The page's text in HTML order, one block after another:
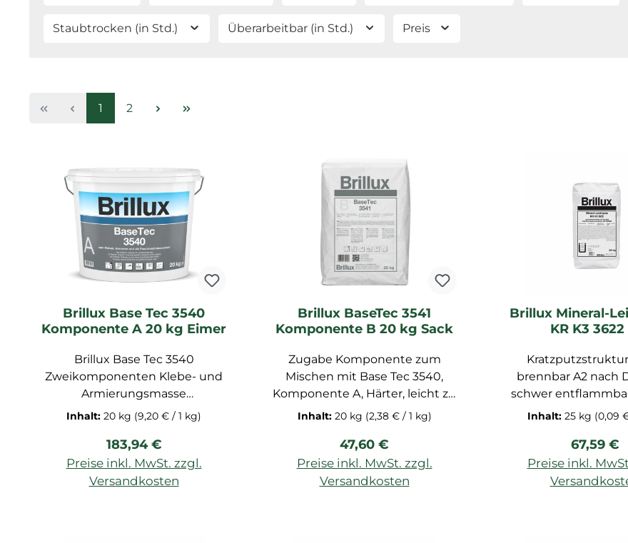
Staubtrocken (in Std.) Überarbeitbar (in Std.) Preis
Seite
1 Seite
2
Brillux Base Tec 3540
Komponente A 20 kg Eimer
Brillux Base Tec 3540
Zweikomponenten Klebe- und
Armierungsmasse
(KOMPONENTE A ! ), nur im 2K-
Tec 3541 ( Komponente B) , für
außen, lösemittelfrei,
Feuchteschutzanstrich,
Inhalt: 20 kg (9,20 € / 1 kg)
Regulärer Preis:
183,94 €
Preise inkl. MwSt. zzgl.
Versandkosten
Brillux BaseTec 3541
Komponente B 20 kg Sack
Zugabe Komponente zum
Mischen mit Base Tec 3540,
Komponente A, Härter, leicht zu
vermischen und gleichmäßig,
mit Base Tec 3540, Farbton:
grau, mit dem Rührquill
vermengen, Werkzeug nach
Inhalt: 20 kg (2,38 € / 1 kg)
Regulärer Preis:
47,60 €
Preise inkl. MwSt. zzgl.
Versandkosten
Brillux Mineral-
KR K3
weiß
brennbar A2 nach
schwer
DIN 4102 Mineral-Leichtputz in
genormten
Bindemitteln für
Inhalt: 25 kg (0,09
67,59 €
Preise inkl.